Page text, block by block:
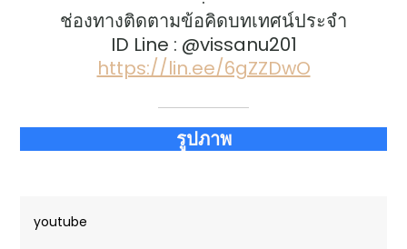
ช่องทางติดตามข้อคิดบทเทศน์ประจำ
ID Line : @vissanu201
https://lin.ee/6gZZDwO
รูปภาพ
youtube